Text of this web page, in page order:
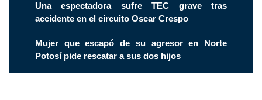
Una espectadora sufre TEC grave tras
accidente en el circuito Oscar Crespo
Mujer que escapó de su agresor en Norte
Potosí pide rescatar a sus dos hijos